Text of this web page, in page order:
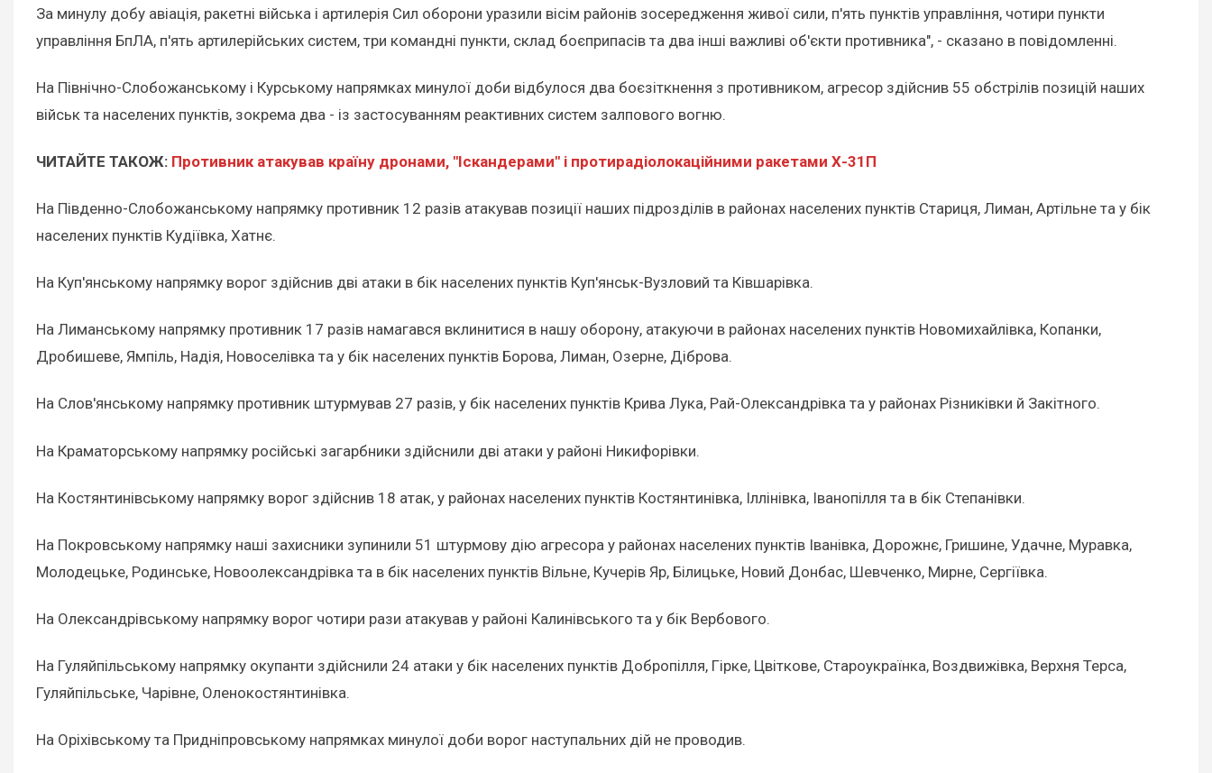
За минулу добу авіація, ракетні війська і артилерія Сил оборони уразили вісім районів зосередження живої сили, п'ять пунктів управління, чотири пункти
управління БпЛА, п'ять артилерійських систем, три командні пункти, склад боєприпасів та два інші важливі об'єкти противника", - сказано в повідомленні.
На Північно-Слобожанському і Курському напрямках минулої доби відбулося два боєзіткнення з противником, агресор здійснив 55 обстрілів позицій наших
військ та населених пунктів, зокрема два - із застосуванням реактивних систем залпового вогню.
ЧИТАЙТЕ ТАКОЖ: Противник атакував країну дронами, "Іскандерами" і протирадіолокаційними ракетами Х-31П
На Південно-Слобожанському напрямку противник 12 разів атакував позиції наших підрозділів в районах населених пунктів Стариця, Лиман, Артільне та у бік
населених пунктів Кудіївка, Хатнє.
На Куп'янському напрямку ворог здійснив дві атаки в бік населених пунктів Куп'янськ-Вузловий та Ківшарівка.
На Лиманському напрямку противник 17 разів намагався вклинитися в нашу оборону, атакуючи в районах населених пунктів Новомихайлівка, Копанки,
Дробишеве, Ямпіль, Надія, Новоселівка та у бік населених пунктів Борова, Лиман, Озерне, Діброва.
На Слов'янському напрямку противник штурмував 27 разів, у бік населених пунктів Крива Лука, Рай-Олександрівка та у районах Різниківки й Закітного.
На Краматорському напрямку російські загарбники здійснили дві атаки у районі Никифорівки.
На Костянтинівському напрямку ворог здійснив 18 атак, у районах населених пунктів Костянтинівка, Іллінівка, Іванопілля та в бік Степанівки.
На Покровському напрямку наші захисники зупинили 51 штурмову дію агресора у районах населених пунктів Іванівка, Дорожнє, Гришине, Удачне, Муравка,
Молодецьке, Родинське, Новоолександрівка та в бік населених пунктів Вільне, Кучерів Яр, Білицьке, Новий Донбас, Шевченко, Мирне, Сергіївка.
На Олександрівському напрямку ворог чотири рази атакував у районі Калинівського та у бік Вербового.
На Гуляйпільському напрямку окупанти здійснили 24 атаки у бік населених пунктів Добропілля, Гірке, Цвіткове, Староукраїнка, Воздвижівка, Верхня Терса,
Гуляйпільське, Чарівне, Оленокостянтинівка.
На Оріхівському та Придніпровському напрямках минулої доби ворог наступальних дій не проводив.